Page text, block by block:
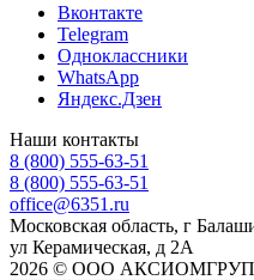
Вконтакте
Telegram
Одноклассники
WhatsApp
Яндекс.Дзен
Наши контакты
8 (800) 555-63-51
8 (800) 555-63-51
office@6351.ru
Московская область, г
ул Керамическая, д 2А
2026 © ООО